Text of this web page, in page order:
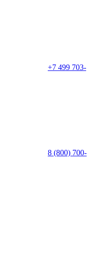
+7 499 703-
8 (800) 700-